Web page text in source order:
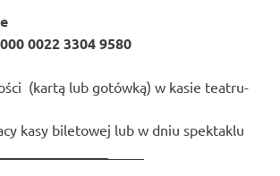
0022 3304 9580
(kartą lub gotówką) w kasie teatru-
kasy biletowej lub w dniu spektaklu